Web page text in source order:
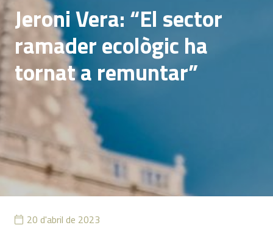
Jeroni Vera: “El sector
ramader ecològic ha
tornat a remuntar”
20 d'abril de 2023